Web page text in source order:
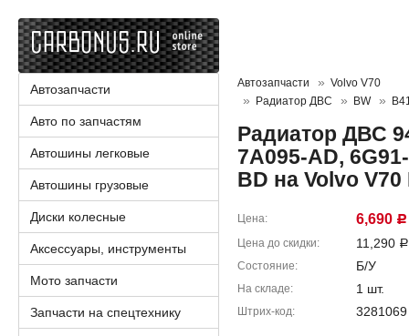
Автозапчасти
Volvo V70
Радиатор ДВС
BW
Радиатор ДВС
7A095-AD,
BD на Volvo V70
Цена 6,690 Р
Цена до скидки 11,290 Р
Состояние Б/У
На складе 1 шт.
Штрих-код 3281069
Автозапчасти
Авто по запчастям
Автошины легковые
Автошины грузовые
Диски колесные
Аксессуары, инструменты
Мото запчасти
Запчасти на спецтехнику